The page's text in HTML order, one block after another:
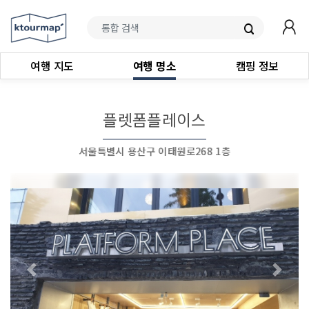
여행 지도 여행 명소 캠핑 정보
플렛폼플레이스
서울특별시 용산구 이태원로268 1층